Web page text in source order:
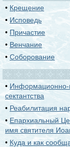
• Крещение
• Исповедь
• Причастие
• Венчание
•Соборование
• Информационно-
сектантства
• Реабилитация
• Епархиальный
имя святителя
• Куда и как